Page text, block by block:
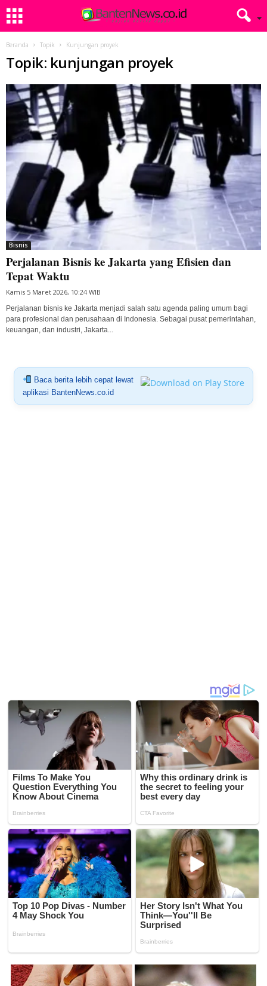
Beranda Topik Kunjungan proyek
Topik: kunjungan proyek
Bisnis
Perjalanan Bisnis ke Jakarta yang Efisien dan
Tepat Waktu
Kamis 5 Maret 2026, 10:24 WIB
Perjalanan bisnis ke Jakarta menjadi salah satu agenda paling umum bagi
para profesional dan perusahaan di Indonesia. Sebagai pusat pemerintahan,
keuangan, dan industri, Jakarta...
Baca berita lebih cepat lewat
aplikasi BantenNews.co.id